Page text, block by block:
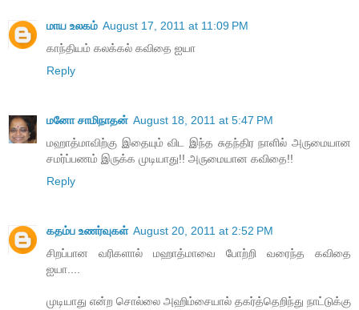
மாய உலகம் August 17, 2011 at 11:09 PM
காந்தியம் கலக்கல் கவிதை ஐயா
Reply
மனோ சாமிநாதன் August 18, 2011 at 5:47 PM
மஹாத்மாவிற்கு இதையும் விட இந்த சுதந்திர நாளில் அருமையான
சமர்ப்பணம் இருக்க முடியாது!! அருமையான கவிதை!!
Reply
கதம்ப உணர்வுகள் August 20, 2011 at 2:52 PM
சிறப்பான வரிகளால் மஹாத்மாவை போற்றி வரைந்த கவிதை
ஐயா....
முடியாது என்ற சொல்லை அஹிம்சையால் தகர்த்தெறிந்து நாட்டுக்கு